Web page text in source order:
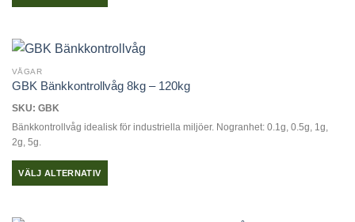
produkten
har
flera
De
olika
alternativen
kan
VÅGAR
GBK Bänkkontrollvåg 8kg – 120kg
SKU: GBK
Bänkkontrollvåg idealisk för industriella miljöer. Nogranhet: 0.1g, 0.5g, 1g,
2g, 5g.
VÄLJ ALTERNATIV